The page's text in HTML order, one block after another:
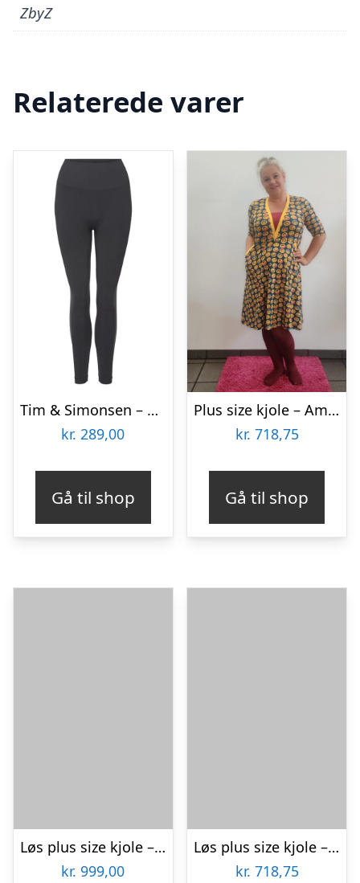
ZbyZ
Relaterede varer
Tim & Simonsen – Saga Plus size legging Antracit
kr. 289,00
Gå til shop
Plus size kjole – Ama Smiley
kr. 718,75
Gå til shop
Løs plus size kjole – Moon Soft Red
kr. 999,00
Løs plus size kjole – Ojo Tivoli
kr. 718,75